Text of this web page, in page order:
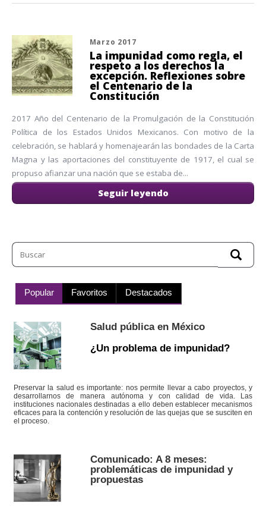
Marzo 2017
La impunidad como regla, el
respeto a los derechos la
excepción. Reflexiones sobre
el Centenario de la
Constitución
2017 Año del Centenario de la Promulgación de la Constitución
Política de los Estados Unidos Mexicanos. Con motivo de la
celebración, se hablará y homenajearán las bondades de la Carta
Magna y las aportaciones del constituyente de 1917, el cual se
propuso afianzar una nación que se estaba de...
Seguir leyendo
Popular Favoritos Destacados
Salud pública en México
¿Un problema de impunidad?
Preservar la salud es importante: nos permite llevar a cabo proyectos, y
desarrollarnos de manera autónoma y con calidad de vida. Las
instituciones nacionales destinadas a ello deben establecer mecanismos
eficaces para la contención y resolución de las quejas que se susciten en
el proceso.
Comunicado: A 8 meses:
problemáticas de impunidad y
propuestas